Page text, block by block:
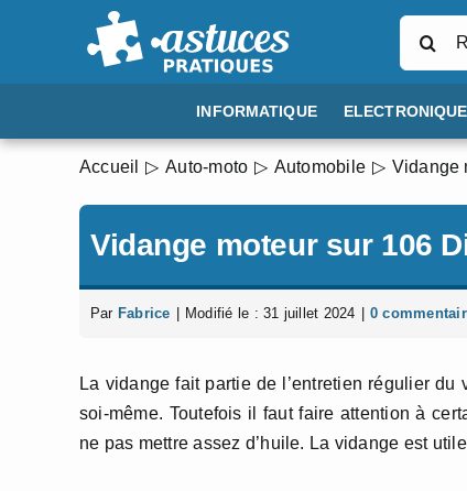
INFORMATIQUE ELECTRONIQUE
Accueil Auto-moto Automobile Vidange
Vidange moteur sur 106
Par Fabrice Modifié le : 31 juillet 2024 0
La vidange fait partie de l’entretien régulier
soi-même. Toutefois il faut faire attention à
ne pas mettre assez d’huile. La vidange est